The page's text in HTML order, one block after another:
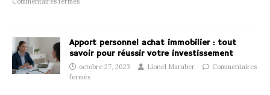
Apport personnel achat immobilier : tout
savoir pour réussir votre investissement
octobre 27, 2023 Lionel Maraber
Commentaires
fermés